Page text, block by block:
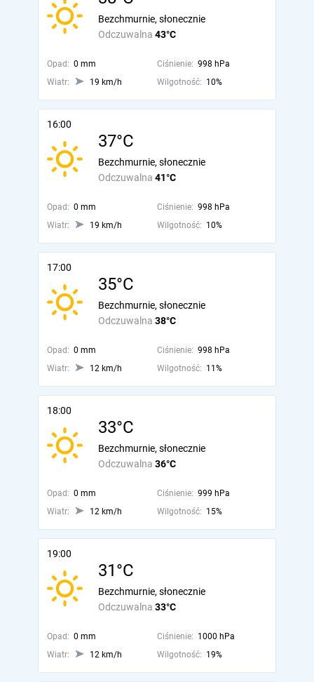
Odczuwalna 43°C
Bezchmurnie, słonecznie
Opad: 0 mm Ciśnienie: 998 hPa
Wiatr:
19 km/h Wilgotność: 10%
16:00
37°C
Odczuwalna 41°C
Bezchmurnie, słonecznie
Opad: 0 mm Ciśnienie: 998 hPa
Wiatr:
19 km/h Wilgotność: 10%
17:00
35°C
Odczuwalna 38°C
Bezchmurnie, słonecznie
Opad: 0 mm Ciśnienie: 998 hPa
Wiatr:
12 km/h Wilgotność: 11%
18:00
33°C
Odczuwalna 36°C
Bezchmurnie, słonecznie
Opad: 0 mm Ciśnienie: 999 hPa
Wiatr:
12 km/h Wilgotność: 15%
19:00
31°C
Odczuwalna 33°C
Bezchmurnie, słonecznie
Opad: 0 mm Ciśnienie: 1000 hPa
Wiatr:
12 km/h Wilgotność: 19%